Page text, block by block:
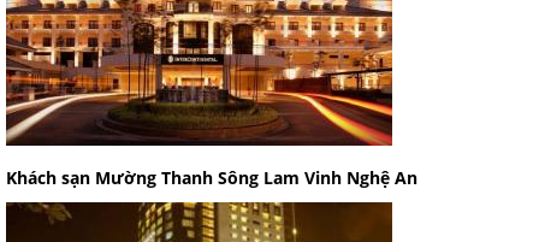
Khách sạn Mường Thanh Sông Lam Vinh Nghệ An